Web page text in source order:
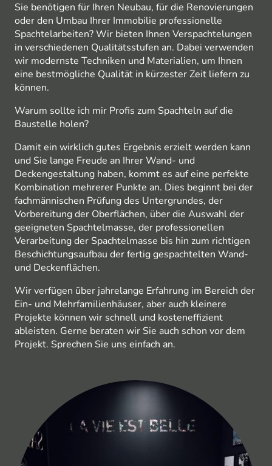
Sie benötigen für Ihren Neubau, für die Renovierungen
oder den Umbau Ihrer Immobilie professionelle
Spachtelarbeiten? Wir bieten Ihnen Verspachtelungen
in verschiedenen Qualitätsstufen an. Dabei verwenden
wir modernste Techniken und Materialien, um Ihnen
eine bestmögliche Qualität in kürzester Zeit liefern zu
können.
Warum sollte ich mir Profis zum Spachteln auf die
Baustelle holen?
Damit ein wirklich gutes Ergebnis erzielt werden kann
und Sie lange Freude an Ihrer Wand- und
Deckengestaltung haben, kommt es auf eine perfekte
Kombination mehrerer Punkte an. Dies beginnt bei der
fachmännischen Prüfung des Untergrundes, der
Vorbereitung der Oberflächen, über die Auswahl der
geeigneten Spachtelmasse, der professionellen
Verarbeitung der Spachtelmasse bis hin zum richtigen
Beschichtungsaufbau der fertig gespachtelten Wand-
und Deckenflächen.
Wir verfügen über jahrelange Erfahrung im Bereich der
Ein- und Mehrfamilienhäuser, aber auch kleinere
Projekte können wir schnell und kosteneffizient
ableisten. Gerne beraten wir Sie auch schon vor dem
Projekt. Sprechen Sie uns einfach an.